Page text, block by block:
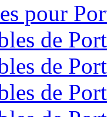
pour
de
de
de